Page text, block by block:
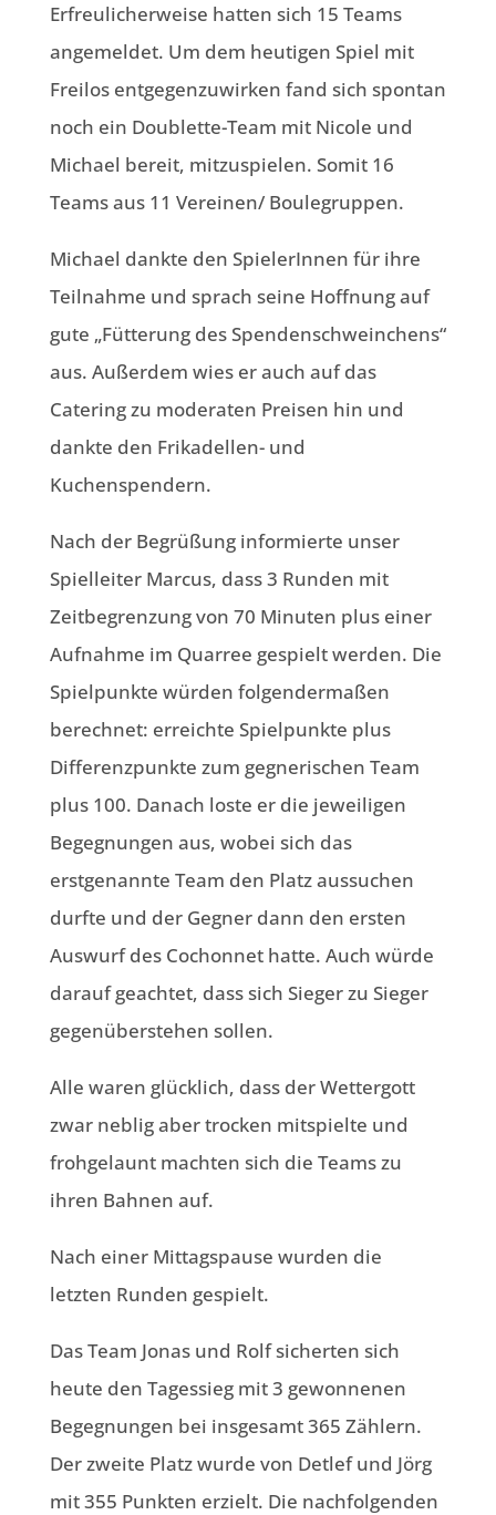
Erfreulicherweise hatten sich 15 Teams
angemeldet. Um dem heutigen Spiel mit
Freilos entgegenzuwirken fand sich spontan
noch ein Doublette-Team mit Nicole und
Michael bereit, mitzuspielen. Somit 16
Teams aus 11 Vereinen/ Boulegruppen.
Michael dankte den SpielerInnen für ihre
Teilnahme und sprach seine Hoffnung auf
gute „Fütterung des Spendenschweinchens“
aus. Außerdem wies er auch auf das
Catering zu moderaten Preisen hin und
dankte den Frikadellen- und
Kuchenspendern.
Nach der Begrüßung informierte unser
Spielleiter Marcus, dass 3 Runden mit
Zeitbegrenzung von 70 Minuten plus einer
Aufnahme im Quarree gespielt werden. Die
Spielpunkte würden folgendermaßen
berechnet: erreichte Spielpunkte plus
Differenzpunkte zum gegnerischen Team
plus 100. Danach loste er die jeweiligen
Begegnungen aus, wobei sich das
erstgenannte Team den Platz aussuchen
durfte und der Gegner dann den ersten
Auswurf des Cochonnet hatte. Auch würde
darauf geachtet, dass sich Sieger zu Sieger
gegenüberstehen sollen.
Alle waren glücklich, dass der Wettergott
zwar neblig aber trocken mitspielte und
frohgelaunt machten sich die Teams zu
ihren Bahnen auf.
Nach einer Mittagspause wurden die
letzten Runden gespielt.
Das Team Jonas und Rolf sicherten sich
heute den Tagessieg mit 3 gewonnenen
Begegnungen bei insgesamt 365 Zählern.
Der zweite Platz wurde von Detlef und Jörg
mit 355 Punkten erzielt. Die nachfolgenden